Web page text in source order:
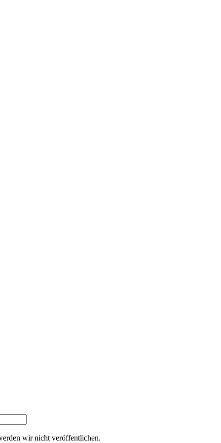
wir nicht veröffentlichen.